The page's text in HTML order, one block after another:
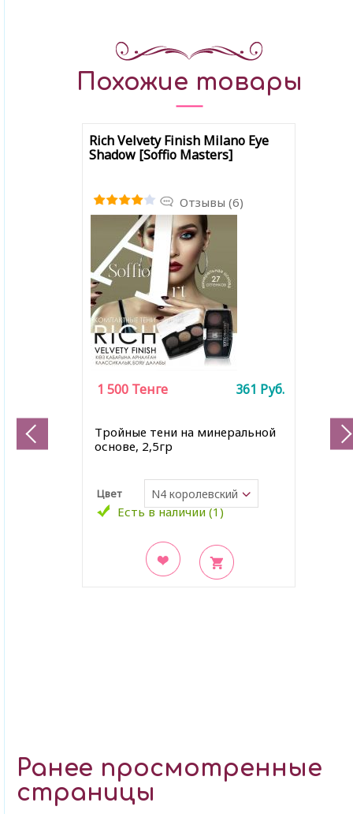
Похожие товары
Rich Velvety Finish Milano Eye
Shadow [Soffio Masters]
Отзывы (6)
Тройные тени на минеральной
основе, 2,5гр
Цвет
N4 королевский
бархат
Есть в наличии (1)
1 500 Тенге 361 Руб.
Ранее просмотренные
страницы